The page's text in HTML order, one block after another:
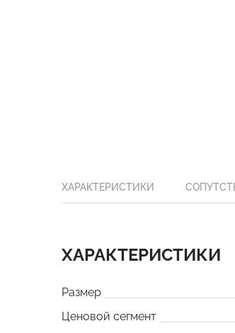
ХАРАКТЕРИСТИКИ
ХАРАКТЕРИСТИКИ
Размер
Ценовой сегмент